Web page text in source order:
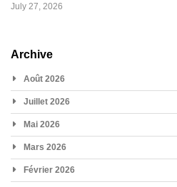
July 27, 2026
Archive
Août 2026
Juillet 2026
Mai 2026
Mars 2026
Février 2026